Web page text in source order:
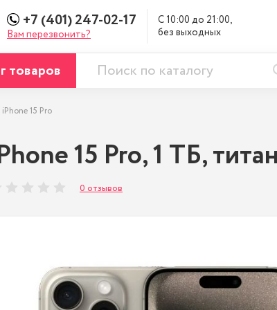
+7 (401) 247-02-17
Вам перезвонить?
С 10:00 до 21:00,
без выходных
товаров
iPhone 15 Pro
15 Pro, 1 ТБ,
0 отзывов